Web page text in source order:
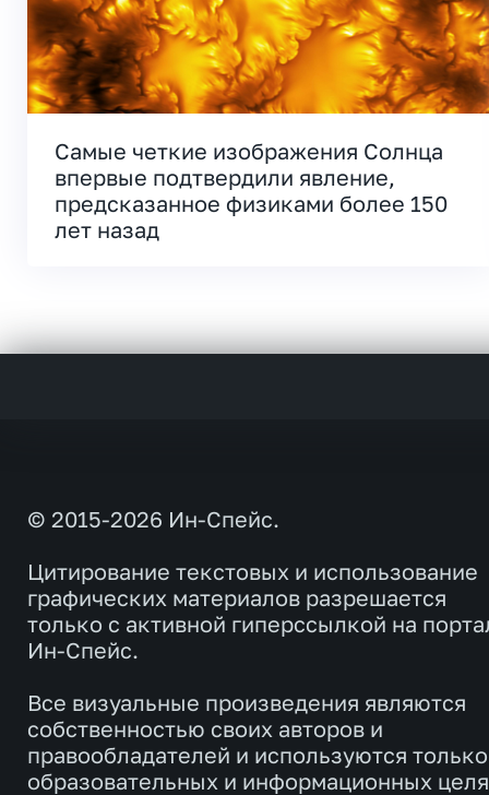
Самые четкие изображения Солнца
впервые подтвердили явление,
предсказанное физиками более 150
лет назад
© 2015-2026 Ин-Спейс.
Цитирование текстовых и использование
графических материалов разрешается
только с активной гиперссылкой на
Ин-Спейс.
Все визуальные произведения являются
собственностью своих авторов и
правообладателей и используются
образовательных и информационных